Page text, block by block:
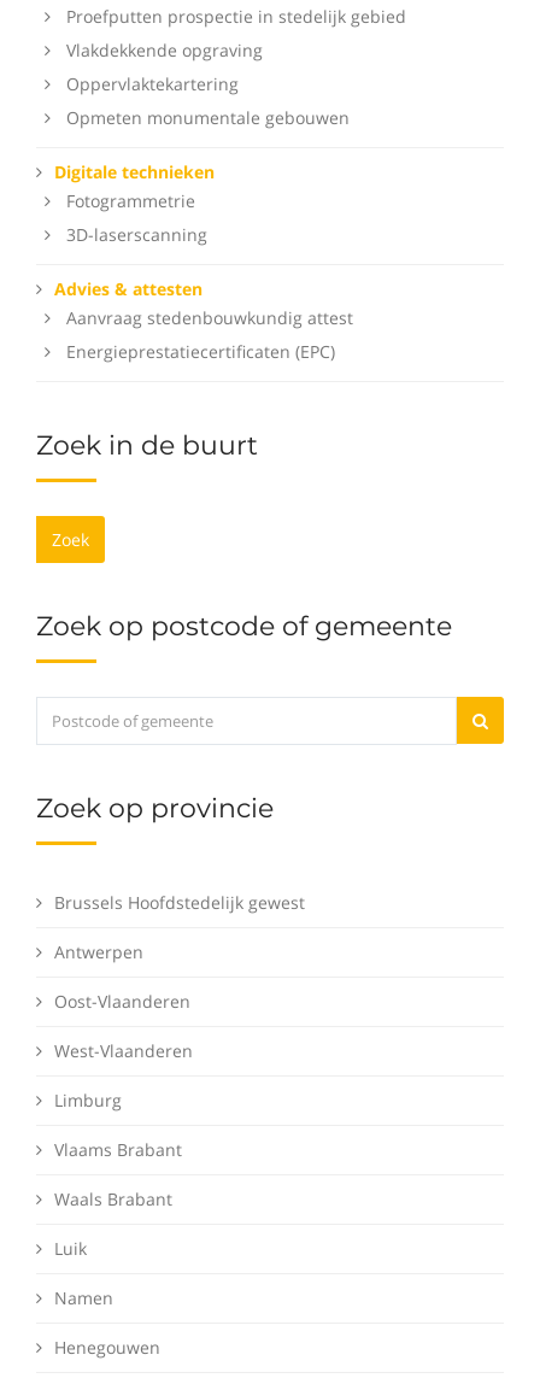
Proefputten prospectie in stedelijk gebied
Vlakdekkende opgraving
Oppervlaktekartering
Opmeten monumentale gebouwen
Digitale technieken
Fotogrammetrie
3D-laserscanning
Advies & attesten
Aanvraag stedenbouwkundig attest
Energieprestatiecertificaten (EPC)
Zoek in de buurt
Zoek
Zoek op postcode of gemeente
Zoek op provincie
Brussels Hoofdstedelijk gewest
Antwerpen
Oost-Vlaanderen
West-Vlaanderen
Limburg
Vlaams Brabant
Waals Brabant
Luik
Namen
Henegouwen